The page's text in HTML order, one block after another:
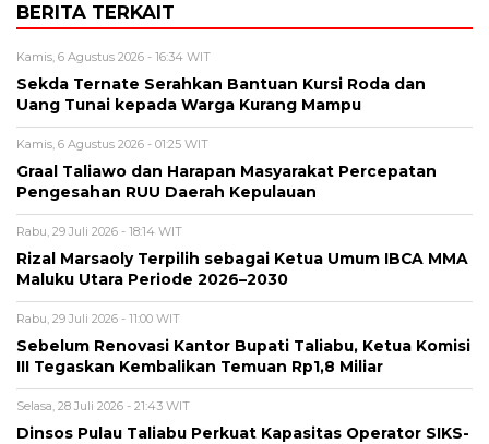
BERITA TERKAIT
Kamis, 6 Agustus 2026 - 16:34 WIT
Sekda Ternate Serahkan Bantuan Kursi Roda dan
Uang Tunai kepada Warga Kurang Mampu
Kamis, 6 Agustus 2026 - 01:25 WIT
Graal Taliawo dan Harapan Masyarakat Percepatan
Pengesahan RUU Daerah Kepulauan
Rabu, 29 Juli 2026 - 18:14 WIT
Rizal Marsaoly Terpilih sebagai Ketua Umum IBCA MMA
Maluku Utara Periode 2026–2030
Rabu, 29 Juli 2026 - 11:00 WIT
Sebelum Renovasi Kantor Bupati Taliabu, Ketua Komisi
III Tegaskan Kembalikan Temuan Rp1,8 Miliar
Selasa, 28 Juli 2026 - 21:43 WIT
Dinsos Pulau Taliabu Perkuat Kapasitas Operator SIKS-